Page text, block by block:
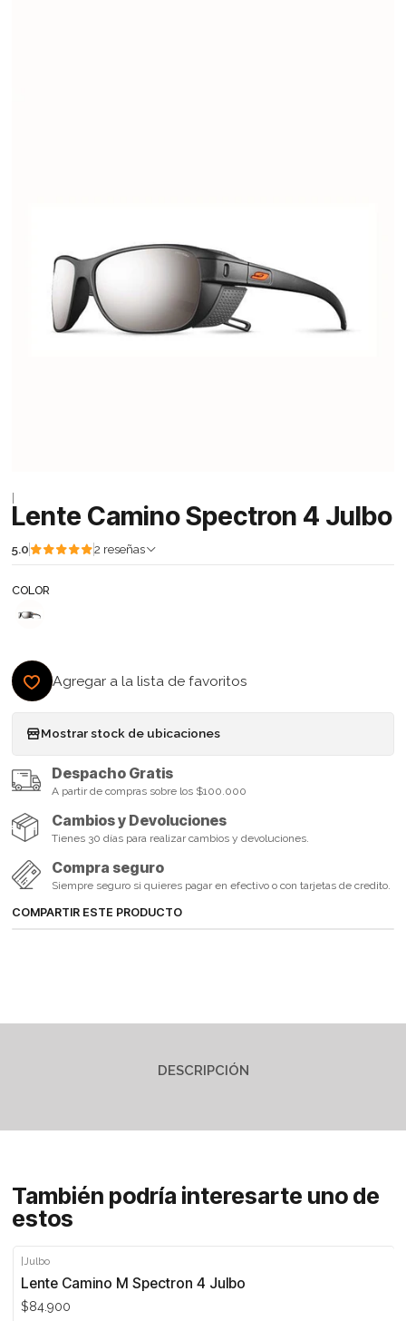
|
Lente Camino Spectron 4 Julbo
5.0 2 reseñas
COLOR
Agregar a la lista de favoritos
Mostrar stock de ubicaciones
Despacho Gratis
A partir de compras sobre los $100.000
Cambios y Devoluciones
Tienes 30 días para realizar cambios y devoluciones.
Compra seguro
Siempre seguro si quieres pagar en efectivo o con tarjetas de credito.
COMPARTIR ESTE PRODUCTO
DESCRIPCIÓN
También podría interesarte uno de
estos
|Julbo
Lente Camino M Spectron 4 Julbo
$84.900